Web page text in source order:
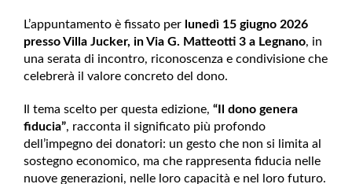
L’appuntamento è fissato per lunedì 15 giugno 2026
presso Villa Jucker, in Via G. Matteotti 3 a Legnano, in
una serata di incontro, riconoscenza e condivisione che
celebrerà il valore concreto del dono.
Il tema scelto per questa edizione, “Il dono genera
fiducia”, racconta il significato più profondo
dell’impegno dei donatori: un gesto che non si limita al
sostegno economico, ma che rappresenta fiducia nelle
nuove generazioni, nelle loro capacità e nel loro futuro.